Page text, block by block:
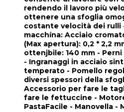
rendendo il lavoro più
ottenere una sfoglia
costante velocità dei rulli
macchína: Acciaio
(Max apertura): 0,2 * 2,2
ottenjbile: 140 mm -
- Ingranaggi in acciaio
temperato - Pomello
diversi spessori della
Accessorio per fare le
fare le fettuccine -
PastaFacile - Manovella -